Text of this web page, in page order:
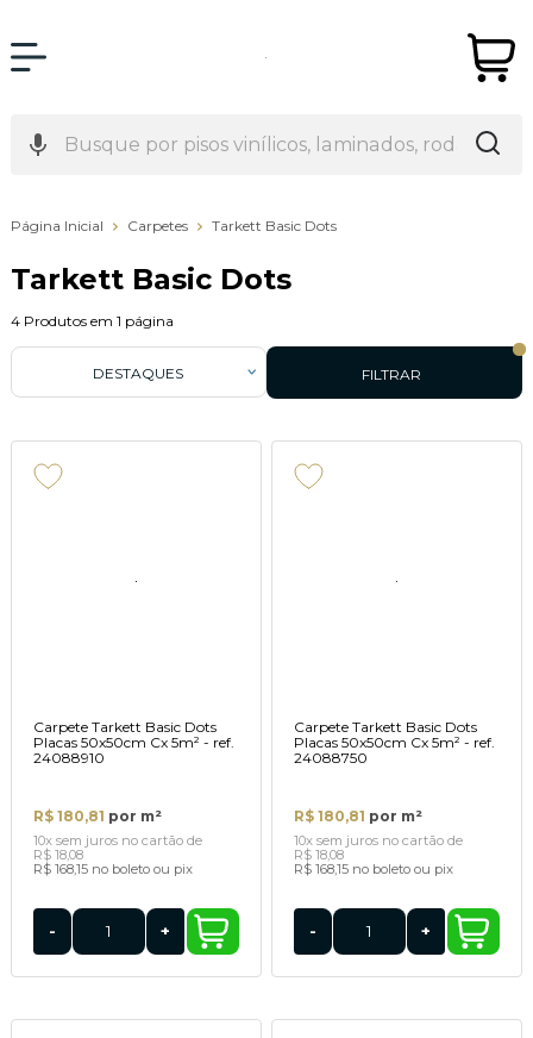
Página Inicial Carpetes Tarkett Basic Dots
Tarkett Basic Dots
4 Produtos em 1 página
FILTRAR
DESTAQUES
Carpete Tarkett Basic Dots
Placas 50x50cm Cx 5m² - ref.
24088910
R$ 180,81 por m²
10x sem juros no cartãode
R$ 18,08
R$ 168,15 no boleto ou pix
- +
Carpete Tarkett Basic Dots
Placas 50x50cm Cx 5m² - ref.
24088750
R$ 180,81 por m²
10x sem juros no cartão de
R$ 18,08
R$ 168,15 no boleto ou pix
- +